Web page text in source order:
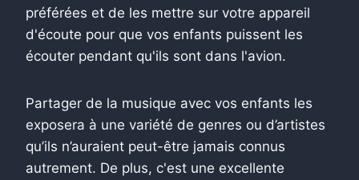
préférées et de les mettre sur votre appareil
d'écoute pour que vos enfants puissent les
écouter pendant qu'ils sont dans l'avion.
Partager de la musique avec vos enfants les
exposera à une variété de genres ou d’artistes
qu’ils n’auraient peut-être jamais connus
autrement. De plus, c'est une excellente